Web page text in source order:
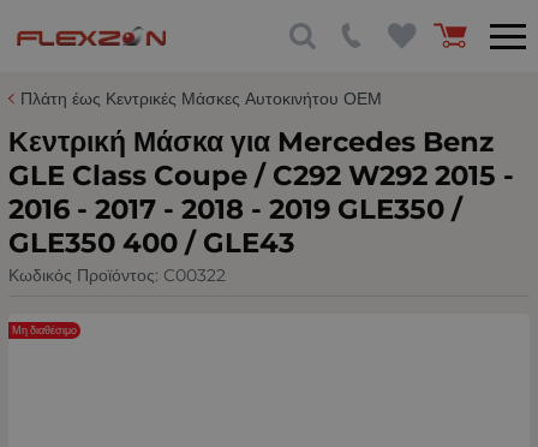
Πλάτη έως Κεντρικές Μάσκες Αυτοκινήτου ΟΕΜ
Κεντρική Μάσκα για Mercedes Benz
GLE Class Coupe / C292 W292 2015 -
2016 - 2017 - 2018 - 2019 GLE350 /
GLE350 400 / GLE43
Κωδικός Προϊόντος: C00322
Μη διαθέσιμο